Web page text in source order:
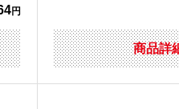
円
商品詳